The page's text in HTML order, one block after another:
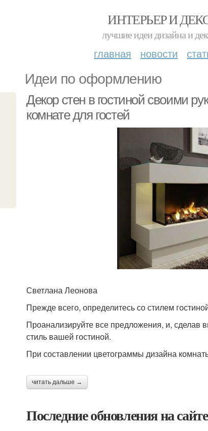
ИНТЕРЬЕР И
лучшие идеи дизайна и
главная новости
Идеи по оформлению
Декор стен в гостиной своими
комнате для гостей
Светлана Леонова
Прежде всего, определитесь со стилем
Проанализируйте все предложения, и, сделав
стиль вашей гостиной.
При составлении цветограммы дизайна
читать дальше →
Последние обновления на